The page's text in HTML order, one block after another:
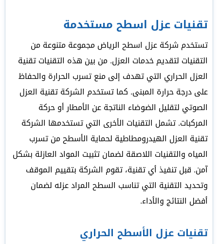
تقنيات عزل اسطح مستخدمة
تستخدم شركة عزل اسطح الرياض مجموعة متنوعة من
التقنيات لتقديم خدمات العزل. من بين هذه التقنيات تقنية
العزل الحراري التي تهدف إلى منع تسرب الحرارة والحفاظ
على درجة حرارة المبنى. كما تستخدم الشركة تقنية العزل
الصوتي لتقليل الضوضاء الناتجة عن الأمطار أو حركة
المركبات. تشمل التقنيات الأخرى التي تستخدمها الشركة
تقنية العزل الهيدرومطاطية لحماية الأسطح من تسرب
المياه والتقنيات اللاصقة لضمان تثبيت المواد العازلة بشكل
آمن. قبل تنفيذ أي تقنية، تقوم الشركة بتقييم الموقف
وتحديد التقنية التي تناسب السطح المراد عزله لضمان
أفضل النتائج والأداء.
تقنيات عزل الأسطح الحراري